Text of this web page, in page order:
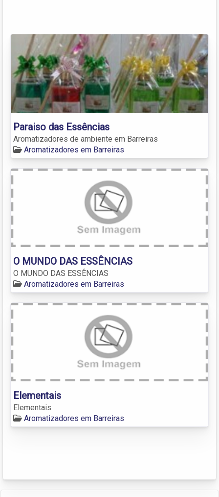
Paraiso das Essências
Aromatizadores de ambiente em Barreiras
Aromatizadores em Barreiras
O MUNDO DAS ESSÊNCIAS
O MUNDO DAS ESSÊNCIAS
Aromatizadores em Barreiras
Elementais
Elementais
Aromatizadores em Barreiras